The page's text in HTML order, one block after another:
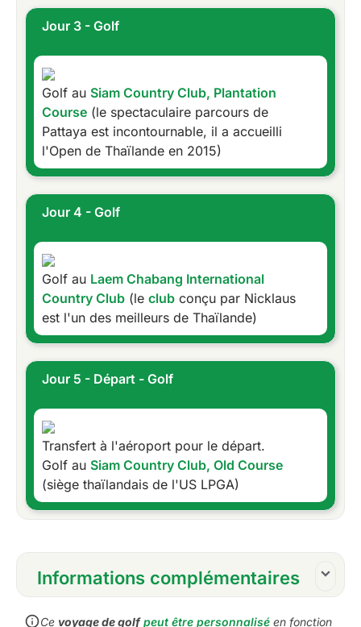
Jour 3 - Golf
Golf au Siam Country Club, Plantation
Course (le spectaculaire parcours de
Pattaya est incontournable, il a accueilli
l'Open de Thaïlande en 2015)
Jour 4 - Golf
Golf au Laem Chabang International
Country Club (le club conçu par Nicklaus
est l'un des meilleurs de Thaïlande)
Jour 5 - Départ - Golf
Transfert à l'aéroport pour le départ.
Golf au Siam Country Club, Old Course
(siège thaïlandais de l'US LPGA)
Informations complémentaires
Inclusions :
Ce voyage de golf peut être personnalisé en fonction